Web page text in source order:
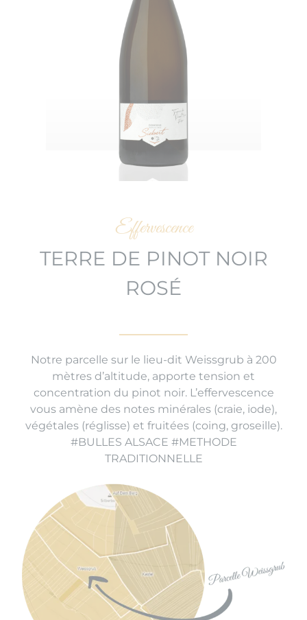
Effervescence
TERRE DE PINOT NOIR
ROSÉ
Notre parcelle sur le lieu-dit Weissgrub à 200
mètres d’altitude, apporte tension et
concentration du pinot noir. L’effervescence
vous amène des notes minérales (craie, iode),
végétales (réglisse) et fruitées (coing, groseille).
#BULLES ALSACE #METHODE
TRADITIONNELLE